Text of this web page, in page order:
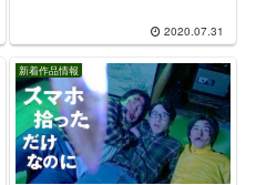
2020.07.31
新着作品情報